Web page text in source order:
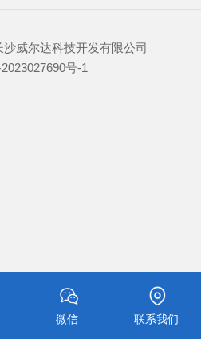
威尔达科技开发有限公司
号-1
微信 联系我们